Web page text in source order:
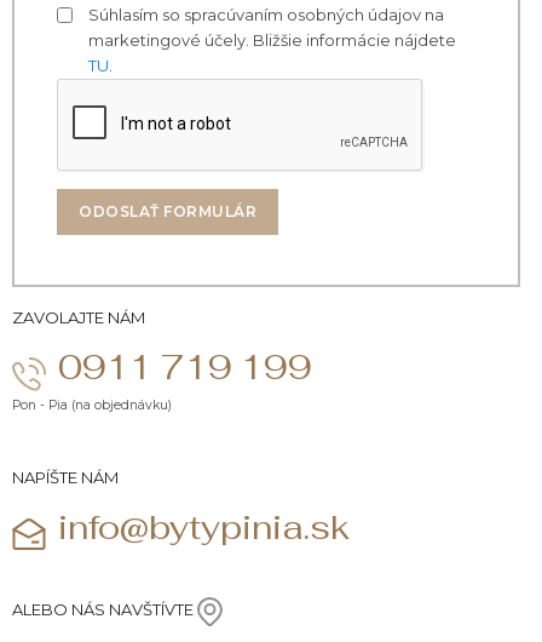
ZAVOLAJTE NÁM
0911 719 199
Pon - Pia (na objednávku)
NAPÍŠTE NÁM
info@bytypinia.sk
ALEBO NÁS NAVŠTÍVTE
Súhlasím so spracúvaním osobných údajov na
marketingové účely. Bližšie informácie nájdete
TU
ODOSLAŤ FORMULÁR